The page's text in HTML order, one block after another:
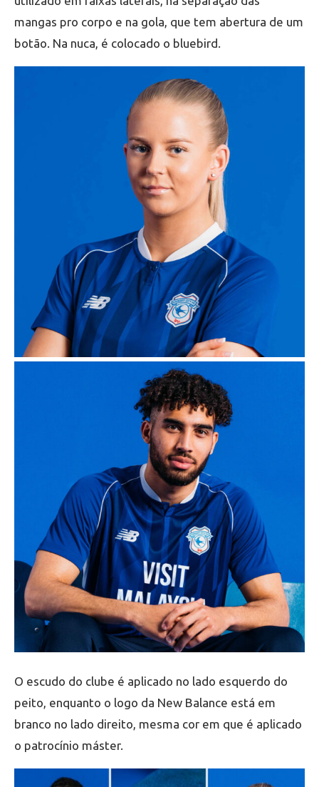
mangas pro corpo e na gola, que tem abertura de um
botão. Na nuca, é colocado o bluebird.
O escudo do clube é aplicado no lado esquerdo do
peito, enquanto o logo da New Balance está em
branco no lado direito, mesma cor em que é aplicado
o patrocínio máster.